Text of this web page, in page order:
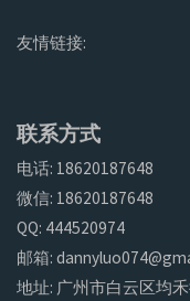
友情链接:
联系方式
电话: 18620187648
微信: 18620187648
QQ: 444520974
邮箱:
地址: 广州市白云区均